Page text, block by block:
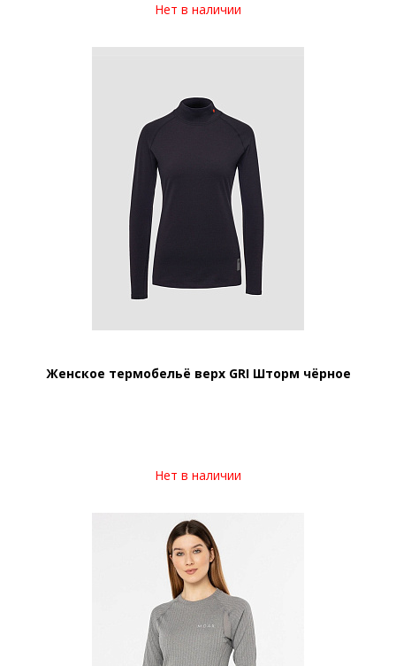
Нет в наличии
Женское термобельё верх GRI Шторм чёрное
Нет в наличии